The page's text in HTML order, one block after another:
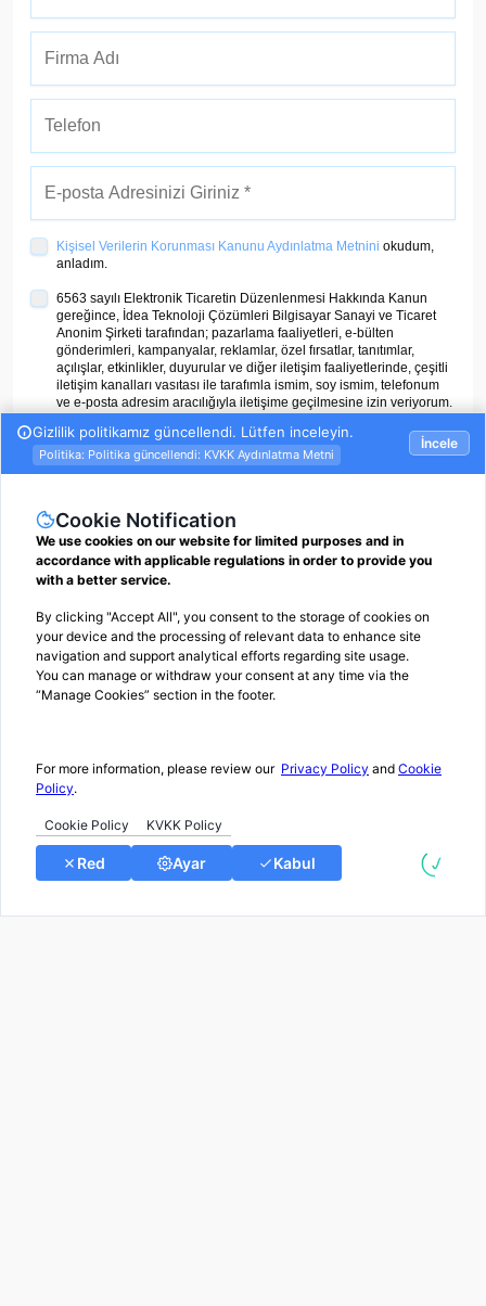
Kişisel Verilerin Korunması Kanunu Aydınlatma Metnini okudum,
anladım.
6563 sayılı Elektronik Ticaretin Düzenlenmesi Hakkında Kanun
gereğince, İdea Teknoloji Çözümleri Bilgisayar Sanayi ve Ticaret
Anonim Şirketi tarafından; pazarlama faaliyetleri, e-bülten
gönderimleri, kampanyalar, reklamlar, özel fırsatlar, tanıtımlar,
açılışlar, etkinlikler, duyurular ve diğer iletişim faaliyetlerinde, çeşitli
iletişim kanalları vasıtası ile tarafımla ismim, soy ismim, telefonum
ve e-posta adresim aracılığıyla iletişime geçilmesine izin veriyorum.
ÜYE OL